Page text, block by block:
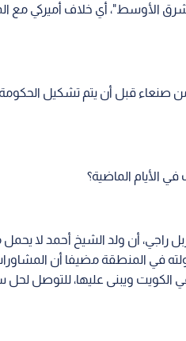
الأوسط"، أي خلاف أميركي مع
قبل أن يتم تشكيل الحكومة
الأيام الماضية؟
راجي، أن ولد الشيخ أحمد لا
في المنطقة مضيفا أن
ويبنى عليها، للتوصل لحل